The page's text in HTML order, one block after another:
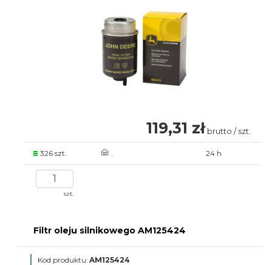
119,31 zł brutto / szt.
326 szt. . 24 h
szt.
Filtr oleju silnikowego AM125424
Kod produktu: AM125424